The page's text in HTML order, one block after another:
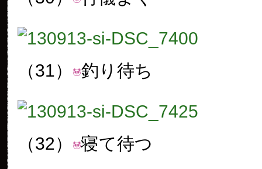
（31） 釣り待ち
（32） 寝て待つ